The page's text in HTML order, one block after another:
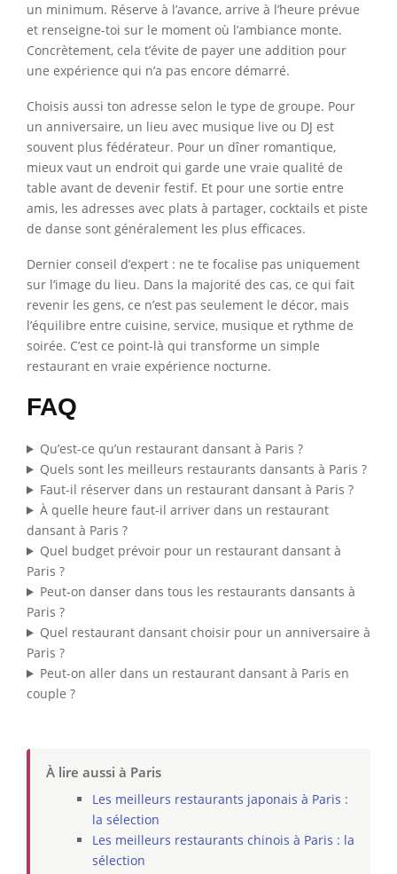
un minimum. Réserve à l’avance, arrive à l’heure prévue
et renseigne-toi sur le moment où l’ambiance monte.
Concrètement, cela t’évite de payer une addition pour
une expérience qui n’a pas encore démarré.
Choisis aussi ton adresse selon le type de groupe. Pour
un anniversaire, un lieu avec musique live ou DJ est
souvent plus fédérateur. Pour un dîner romantique,
mieux vaut un endroit qui garde une vraie qualité de
table avant de devenir festif. Et pour une sortie entre
amis, les adresses avec plats à partager, cocktails et piste
de danse sont généralement les plus efficaces.
Dernier conseil d’expert : ne te focalise pas uniquement
sur l’image du lieu. Dans la majorité des cas, ce qui fait
revenir les gens, ce n’est pas seulement le décor, mais
l’équilibre entre cuisine, service, musique et rythme de
soirée. C’est ce point-là qui transforme un simple
restaurant en vraie expérience nocturne.
FAQ
Qu’est-ce qu’un restaurant dansant à Paris ?
Quels sont les meilleurs restaurants dansants à Paris ?
Faut-il réserver dans un restaurant dansant à Paris ?
À quelle heure faut-il arriver dans un restaurant
dansant à Paris ?
Quel budget prévoir pour un restaurant dansant à
Paris ?
Peut-on danser dans tous les restaurants dansants à
Paris ?
Quel restaurant dansant choisir pour un anniversaire à
Paris ?
Peut-on aller dans un restaurant dansant à Paris en
couple ?
À lire aussi à Paris
Les meilleurs restaurants japonais à Paris :
la sélection
Les meilleurs restaurants chinois à Paris : la
sélection